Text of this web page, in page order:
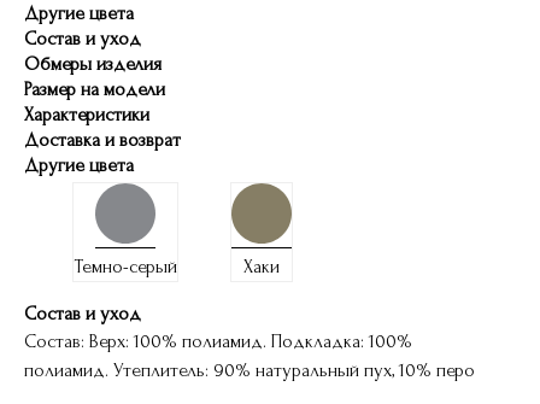
Другие цвета
Состав и уход
Обмеры изделия
Размер на модели
Характеристики
Доставка и возврат
Другие цвета
Темно-серый Хаки
Состав и уход
Состав: Верх: 100% полиамид. Подкладка: 100%
полиамид. Утеплитель: 90% натуральный пух, 10% перо